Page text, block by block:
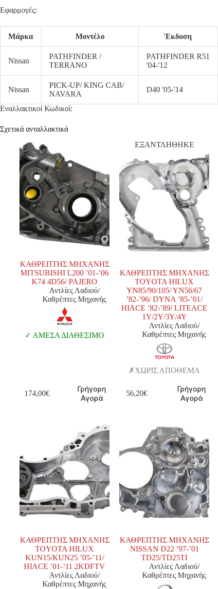
Εφαρμογές:
Μάρκα Μοντέλο Έκδοση
Nissan
PATHFINDER /
TERRANO
PATHFINDER R51
'04-'12
Nissan
PICK-UP/ KING CAB/
NAVARA
D40 '05-'14
Εναλλακτικοί Κωδικοί:
Σχετικά ανταλλακτικά
ΚΑΘΡΕΠΤΗΣ ΜΗΧΑΝΗΣ
MITSUBISHI L200 ’01-’06
K74 4D56/ PAJERO
Αντλίες Λαδιού/
Καθρέπτες Μηχανής
ΑΜΕΣΑ ΔΙΑΘΕΣΙΜΟ
174,00€
Γρήγορη
Αγορά
ΕΞΑΝΤΛΗΘΗΚΕ
ΚΑΘΡΕΠΤΗΣ ΜΗΧΑΝΗΣ
TOYOTA HILUX
YN85/90/105/ YN56/67
’82-’96/ DYNA ’85-’01/
HIACE ’82-’89/ LITEACE
1Y/2Y/3Y/4Y
Αντλίες Λαδιού/
Καθρέπτες Μηχανής
ΧΩΡΙΣ ΑΠΟΘΕΜΑ
56,20€
Γρήγορη
Αγορά
ΚΑΘΡΕΠΤΗΣ ΜΗΧΑΝΗΣ
TOYOTA HILUX
KUN15/KUN25 ’05-’11/
HIACE ’01-’11 2KDFTV
Αντλίες Λαδιού/
Καθρέπτες Μηχανής
ΚΑΘΡΕΠΤΗΣ ΜΗΧΑΝΗΣ
NISSAN D22 ’97-’01
TD25/TD25TI
Αντλίες Λαδιού/
Καθρέπτες Μηχανής